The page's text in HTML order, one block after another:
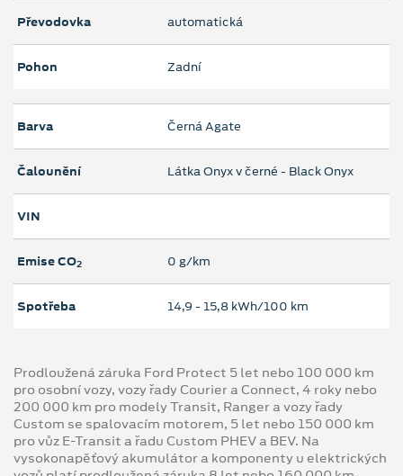
Převodovka automatická
Pohon Zadní
Barva Černá Agate
Čalounění Látka Onyx v černé - Black Onyx
VIN
Emise CO2 0 g/km
Spotřeba 14,9 ‐ 15,8 kWh/100 km
Prodloužená záruka Ford Protect 5 let nebo 100 000 km
pro osobní vozy, vozy řady Courier a Connect, 4 roky nebo
200 000 km pro modely Transit, Ranger a vozy řady
Custom se spalovacím motorem, 5 let nebo 150 000 km
pro vůz E-Transit a řadu Custom PHEV a BEV. Na
vysokonapěťový akumulátor a komponenty u elektrických